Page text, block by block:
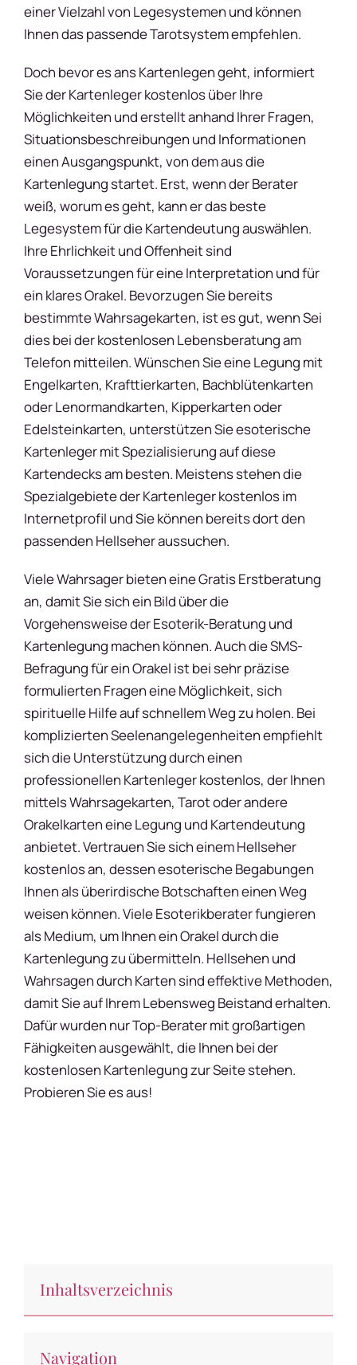
einer Vielzahl von Legesystemen und können
Ihnen das passende Tarotsystem empfehlen.
Doch bevor es ans Kartenlegen geht, informiert
Sie der Kartenleger kostenlos über Ihre
Möglichkeiten und erstellt anhand Ihrer Fragen,
Situationsbeschreibungen und Informationen
einen Ausgangspunkt, von dem aus die
Kartenlegung startet. Erst, wenn der Berater
weiß, worum es geht, kann er das beste
Legesystem für die Kartendeutung auswählen.
Ihre Ehrlichkeit und Offenheit sind
Voraussetzungen für eine Interpretation und für
ein klares Orakel. Bevorzugen Sie bereits
bestimmte Wahrsagekarten, ist es gut, wenn Sei
dies bei der kostenlosen Lebensberatung am
Telefon mitteilen. Wünschen Sie eine Legung mit
Engelkarten, Krafttierkarten, Bachblütenkarten
oder Lenormandkarten, Kipperkarten oder
Edelsteinkarten, unterstützen Sie esoterische
Kartenleger mit Spezialisierung auf diese
Kartendecks am besten. Meistens stehen die
Spezialgebiete der Kartenleger kostenlos im
Internetprofil und Sie können bereits dort den
passenden Hellseher aussuchen.
Viele Wahrsager bieten eine Gratis Erstberatung
an, damit Sie sich ein Bild über die
Vorgehensweise der Esoterik-Beratung und
Kartenlegung machen können. Auch die SMS-
Befragung für ein Orakel ist bei sehr präzise
formulierten Fragen eine Möglichkeit, sich
spirituelle Hilfe auf schnellem Weg zu holen. Bei
komplizierten Seelenangelegenheiten empfiehlt
sich die Unterstützung durch einen
professionellen Kartenleger kostenlos, der Ihnen
mittels Wahrsagekarten, Tarot oder andere
Orakelkarten eine Legung und Kartendeutung
anbietet. Vertrauen Sie sich einem Hellseher
kostenlos an, dessen esoterische Begabungen
Ihnen als überirdische Botschaften einen Weg
weisen können. Viele Esoterikberater fungieren
als Medium, um Ihnen ein Orakel durch die
Kartenlegung zu übermitteln. Hellsehen und
Wahrsagen durch Karten sind effektive Methoden,
damit Sie auf Ihrem Lebensweg Beistand erhalten.
Dafür wurden nur Top-Berater mit großartigen
Fähigkeiten ausgewählt, die Ihnen bei der
kostenlosen Kartenlegung zur Seite stehen.
Probieren Sie es aus!
Inhaltsverzeichnis
Navigation